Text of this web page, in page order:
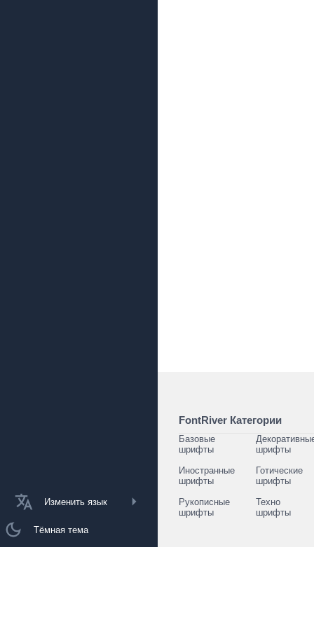
Изменить язык
Тёмная тема
FontRiver Категории
Базовые
шрифты
шрифты
Иностранные
шрифты
Готические
шрифты
Рукописные
шрифты
Техно
шрифты